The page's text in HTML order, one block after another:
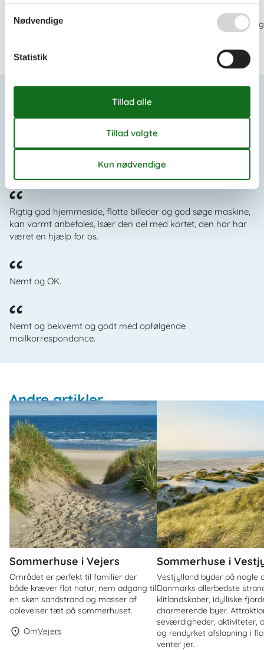
sommerhus med pool
jegum
poolhus i jegum
Oplev Jegum - poolhus i
Seneste artikler om Jegum
Sommerhuse i Jegum
Det siger kunderne om os
Rigtig god hjemmeside, flotte billeder og god søge maskine,
kan varmt anbefales, især den del med kortet, den har har
været en hjælp for os.
Nemt og OK.
Nemt og bekvemt og godt med opfølgende
mailkorrespondance.
Andre artikler
Sommerhuse i Vejers
Området er perfekt til familier der
både kræver flot natur, nem adgang til
en skøn sandstrand og masser af
oplevelser tæt på sommerhuset.
OmVejers
Sommerhuse i
Vestjylland byder på nogle
Danmarks allerbedste
klitlandskaber, idylliske
charmerende byer.
seværdigheder, aktiviteter,
og rendyrket afslapning i
venter jer.
Nødvendige
Statistik